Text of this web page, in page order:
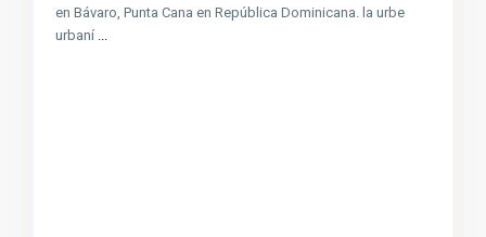
en Bávaro, Punta Cana en República Dominicana. la urbe
urbaní ...